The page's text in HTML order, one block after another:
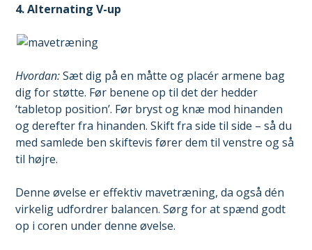
4. Alternating V-up
Hvordan:Sæt dig på en måtte og placér armene bag
dig for støtte. Før benene op til det der hedder
‘tabletop position’. Før bryst og knæ mod hinanden
og derefter fra hinanden. Skift fra side til side – så du
med samlede ben skiftevis fører dem til venstre og så
til højre.
Denne øvelse er effektiv mavetræning, da også dén
virkelig udfordrer balancen. Sørg for at spænd godt
op i coren under denne øvelse.